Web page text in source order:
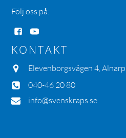
Följ oss på:
KONTAKT
Elevenborgsvägen 4, Alnarp
040-46 20 80
info@svenskraps.se